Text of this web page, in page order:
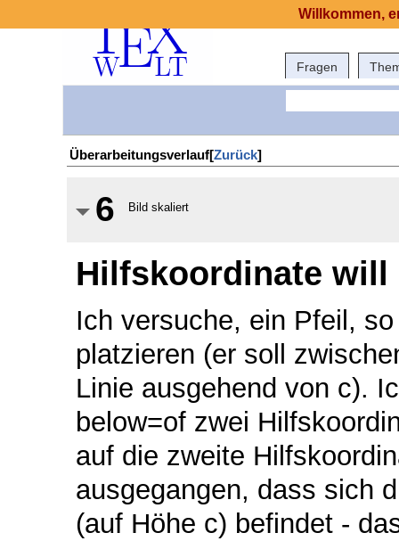
Fragen
Überarbeitungsverlauf[Zurück]
6 Bild skaliert
Hilfskoordinate
Ich versuche, ein Pfeil,
platzieren (er soll
Linie ausgehend von c).
below=of zwei
auf die zweite
ausgegangen, dass sich
(auf Höhe c) befindet -
Willkommen,